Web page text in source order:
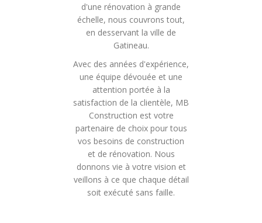
d'une rénovation à grande
échelle, nous couvrons tout,
en desservant la ville de
Gatineau.
Avec des années d'expérience,
une équipe dévouée et une
attention portée à la
satisfaction de la clientèle, MB
Construction est votre
partenaire de choix pour tous
vos besoins de construction
et de rénovation. Nous
donnons vie à votre vision et
veillons à ce que chaque détail
soit exécuté sans faille.